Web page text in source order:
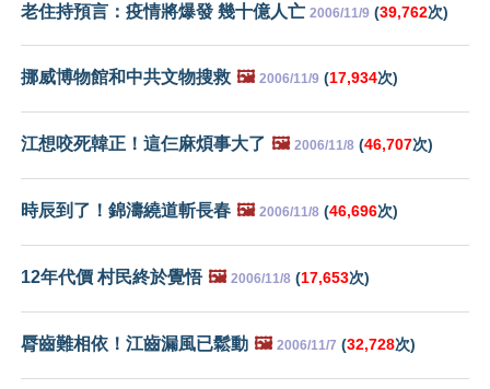
老住持預言：疫情將爆發 幾十億人亡 2006/11/9 (39,762次)
挪威博物館和中共文物搜救 🖼️ 2006/11/9 (17,934次)
江想咬死韓正！這仨麻煩事大了 🖼️ 2006/11/8 (46,707次)
時辰到了！錦濤繞道斬長春 🖼️ 2006/11/8 (46,696次)
12年代價 村民終於覺悟 🖼️ 2006/11/8 (17,653次)
脣齒難相依！江齒漏風已鬆動 🖼️ 2006/11/7 (32,728次)